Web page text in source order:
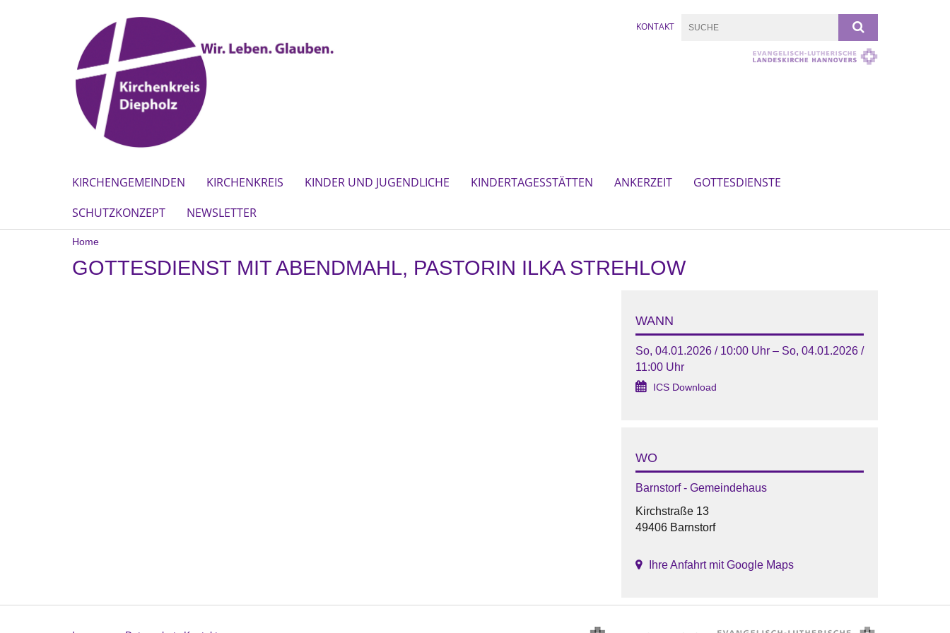
KONTAKT
KIRCHENGEMEINDEN KIRCHENKREIS KINDER UND JUGENDLICHE KINDERTAGESSTÄTTEN ANKERZEIT
GOTTESDIENSTE
SCHUTZKONZEPT
NEWSLETTER
Home
GOTTESDIENST MIT ABENDMAHL, PASTORIN ILKA STREHLOW
WANN
So, 04.01.2026 / 10:00 Uhr – So, 04.01.2026 /
11:00 Uhr
ICS Download
WO
Barnstorf - Gemeindehaus
Kirchstraße 13
49406 Barnstorf
Ihre Anfahrt mit Google Maps